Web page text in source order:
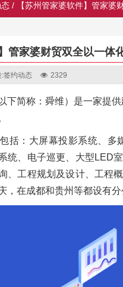
/ 【苏州管家婆软件】管家婆
管家婆财贸双全以一体
:签约动态 2329
下简称：舜维）是一家提
括：大屏幕投影系统、
统、电子巡更、大型LED
、工程规划及设计、工程
，在成都和贵州等都设有分